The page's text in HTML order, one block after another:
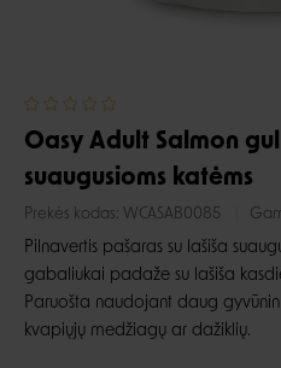
Oasy Adult Salmon
suaugusioms katėms
Prekės kodas: WCASAB0085
Pilnavertis pašaras su lašiša
gabaliukai padaže su lašiša
Paruošta naudojant daug
kvapiųjų medžiagų ar dažiklių.